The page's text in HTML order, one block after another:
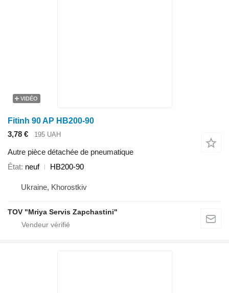
VIDÉO
Fitinh 90 AP HB200-90
3,78 €
195 UAH
Autre pièce détachée de pneumatique
État neuf HB200-90
Ukraine, Khorostkiv
TOV "Mriya Servis Zapchastini"